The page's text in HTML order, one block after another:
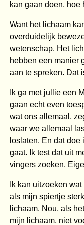
kan gaan doen, hoe
Want het lichaam
overduidelijk
wetenschap. Het
hebben een manier
aan te spreken. Dat
Ik ga met jullie een
gaan echt even
wat ons allemaal,
waar we allemaal
loslaten. En dat doe
gaat. Ik test dat uit
vingers zoeken.
Ik kan uitzoeken
als mijn spiertje
lichaam. Nou, als
mijn lichaam, niet